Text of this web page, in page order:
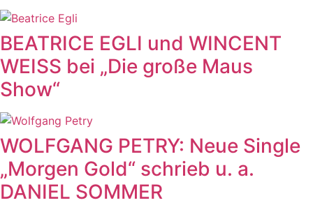
BEATRICE EGLI und WINCENT
WEISS bei „Die große Maus
Show“
WOLFGANG PETRY: Neue Single
„Morgen Gold“ schrieb u. a.
DANIEL SOMMER